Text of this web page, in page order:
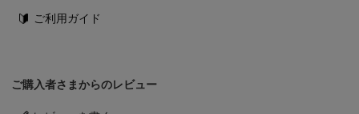
ご利用ガイド
ご購入者さまからのレビュー